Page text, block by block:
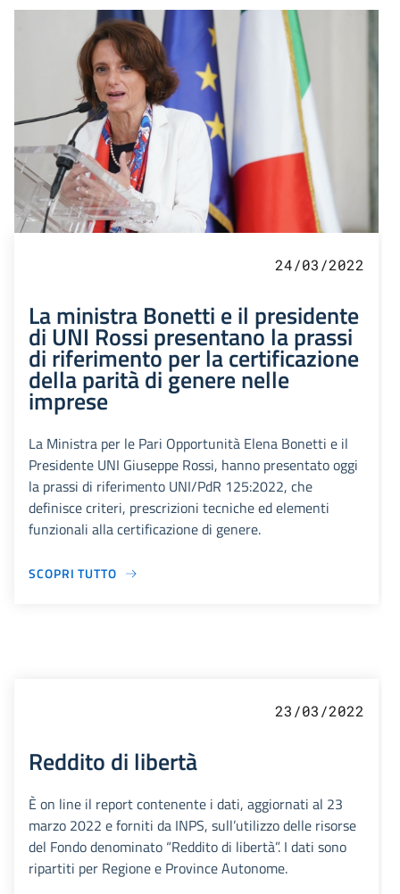
24/03/2022
La ministra Bonetti e il presidente
di UNI Rossi presentano la prassi
di riferimento per la certificazione
della parità di genere nelle
imprese
La Ministra per le Pari Opportunità Elena Bonetti e il
Presidente UNI Giuseppe Rossi, hanno presentato oggi
la prassi di riferimento UNI/PdR 125:2022, che
definisce criteri, prescrizioni tecniche ed elementi
funzionali alla certificazione di genere.
SCOPRI TUTTO
23/03/2022
Reddito di libertà
È on line il report contenente i dati, aggiornati al 23
marzo 2022 e forniti da INPS, sull’utilizzo delle risorse
del Fondo denominato “Reddito di libertà”. I dati sono
ripartiti per Regione e Province Autonome.